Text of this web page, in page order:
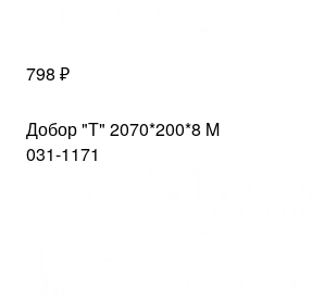
798 ₽
Добор "Т" 2070*200*8 M
031-1171